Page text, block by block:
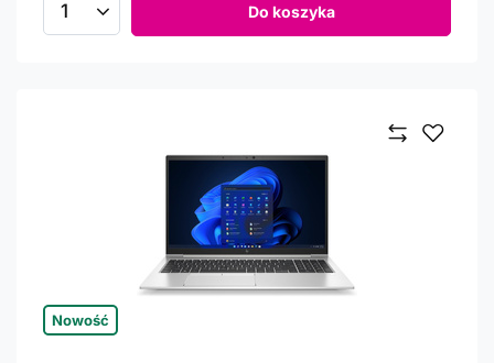
Ilość produktów Do koszyka
Nowość